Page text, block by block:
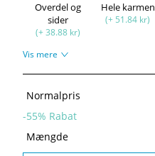
Overdel og
sider
(+ 38.88 kr)
Hele karmen
(+ 51.84 kr)
Vis mere
Normalpris
-55% Rabat
Mængde